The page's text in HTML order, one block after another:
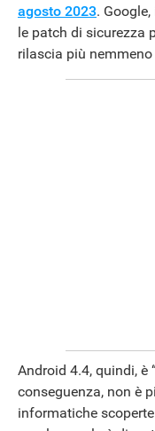
agosto 2023.
le patch di sicurezza
rilascia più
Android 4.4, quindi, è
conseguenza, non è
informatiche